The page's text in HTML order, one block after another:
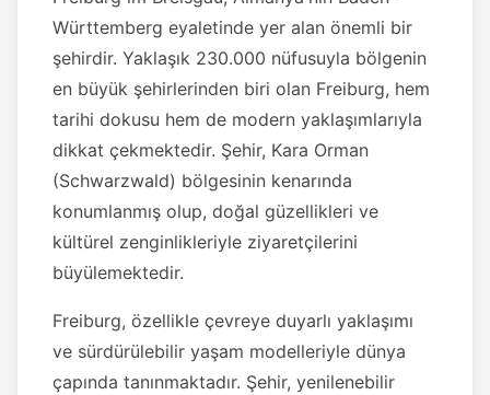
Württemberg eyaletinde yer alan önemli bir
şehirdir. Yaklaşık 230.000 nüfusuyla bölgenin
en büyük şehirlerinden biri olan Freiburg, hem
tarihi dokusu hem de modern yaklaşımlarıyla
dikkat çekmektedir. Şehir, Kara Orman
(Schwarzwald) bölgesinin kenarında
konumlanmış olup, doğal güzellikleri ve
kültürel zenginlikleriyle ziyaretçilerini
büyülemektedir.
Freiburg, özellikle çevreye duyarlı yaklaşımı
ve sürdürülebilir yaşam modelleriyle dünya
çapında tanınmaktadır. Şehir, yenilenebilir